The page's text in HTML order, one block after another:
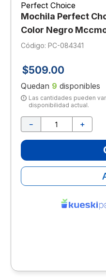
Perfect Choice
Mochila Perfect
Color Negro
: PC-084341
$509.00
Quedan 9 disponibles
Las cantidades pueden
disponibilidad actual.
＋
－